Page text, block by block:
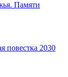
Памяти
повестка 2030